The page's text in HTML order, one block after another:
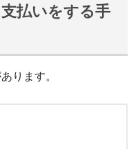
払いをする手
ります。